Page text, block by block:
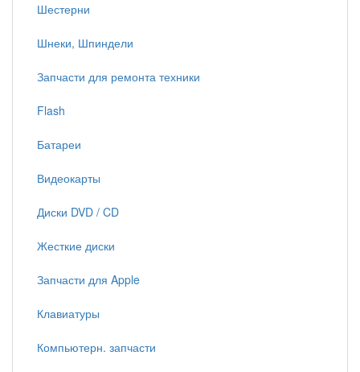
Шестерни
Шнеки, Шпиндели
Запчасти для ремонта техники
Flash
Батареи
Видеокарты
Диски DVD / CD
Жесткие диски
Запчасти для Apple
Клавиатуры
Компьютерн. запчасти